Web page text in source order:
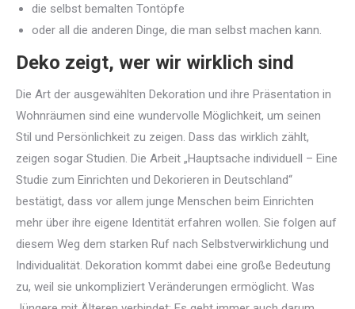
die selbst bemalten Tontöpfe
oder all die anderen Dinge, die man selbst machen kann.
Deko zeigt, wer wir wirklich sind
Die Art der ausgewählten Dekoration und ihre Präsentation in
Wohnräumen sind eine wundervolle Möglichkeit, um seinen
Stil und Persönlichkeit zu zeigen. Dass das wirklich zählt,
zeigen sogar Studien. Die Arbeit „Hauptsache individuell – Eine
Studie zum Einrichten und Dekorieren in Deutschland“
bestätigt, dass vor allem junge Menschen beim Einrichten
mehr über ihre eigene Identität erfahren wollen. Sie folgen auf
diesem Weg dem starken Ruf nach Selbstverwirklichung und
Individualität. Dekoration kommt dabei eine große Bedeutung
zu, weil sie unkompliziert Veränderungen ermöglicht. Was